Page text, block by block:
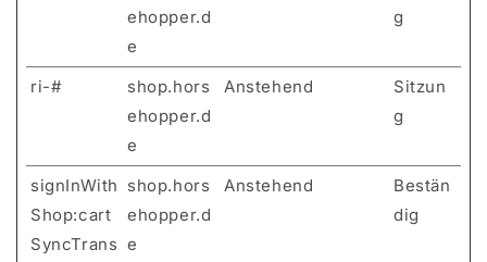
ehopper.d
e
g
ri-#
shop.hors
ehopper.d
e
Anstehend
Sitzun
g
signInWith
Shop:cart
SyncTrans
shop.hors
ehopper.d
e
Anstehend
Bestän
dig